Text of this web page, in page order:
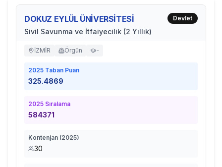
DOKUZ EYLÜL ÜNİVERSİTESİ
Sivil Savunma ve İtfaiyecilik (2 Yıllık)
Devlet
İZMİR Örgün -
2025 Taban Puan
325.4869
2025 Sıralama
584371
Kontenjan (2025)
30